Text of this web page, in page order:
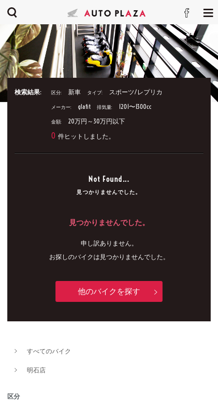
検索結果: 区分: 新車 タイプ: スポーツ/レプリカ
メーカー: glafit 排気量: 1201〜1300cc
金額: 20万円～30万円以下
0 件ヒットしました。
Not Found...
見つかりませんでした。
見つかりませんでした。
申し訳ありません。
お探しのバイクは見つかりませんでした。
他のバイクを探す
すべてのバイク
明石店
区分